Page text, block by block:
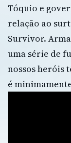
Tóquio e
relação ao
Survivor.
uma série de
nossos heróis
é